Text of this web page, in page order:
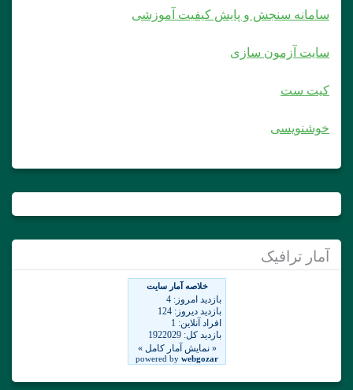
سامانه سنجش و پایش کیفیت آموزشی
سایت آزمون سازی
کیت ست
خوشنویسی
آمار ترافیک